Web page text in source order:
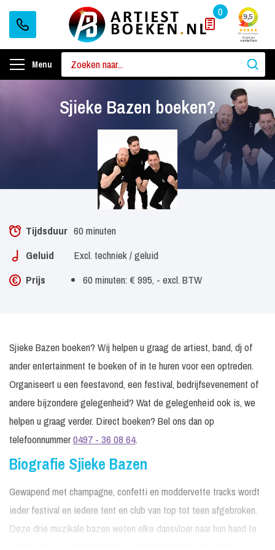
0
Menu
Sjieke Bazen boeken?
Tijdsduur 60 minuten
Geluid
Excl. techniek / geluid
Prijs
60 minuten: € 995, - excl. BTW
Sjieke Bazen boeken? Wij helpen u graag de artiest, band, dj of
ander entertainment te boeken of in te huren voor een optreden.
Organiseert u een feestavond, een festival, bedrijfsevenement of
andere bijzondere gelegenheid? Wat de gelegenheid ook is, we
helpen u graag verder. Direct boeken? Bel ons dan op
telefoonnummer0497 - 36 08 64.
Biografie Sjieke Bazen
Gewapend met champagne, confetti en moddervette tracks wordt
ieder festival en iedere tent en club van top tot teen afgebroken.
Deze drie muzikale bazen weten elke dansvloer naar hun hand te